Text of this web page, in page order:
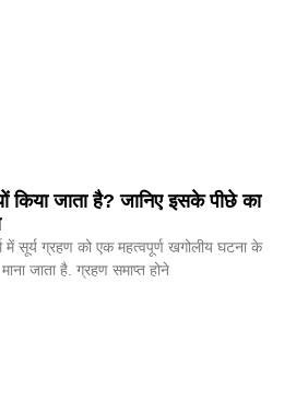
किया जाता है? जानिए इसके पीछे का
सूर्य ग्रहण को एक महत्वपूर्ण खगोलीय घटना के
जाता है. ग्रहण समाप्त होने